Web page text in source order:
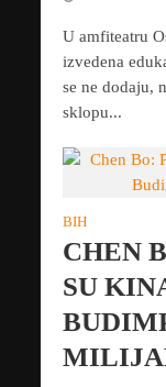
U amfiteatru
izvedena
se ne dodaju,
sklopu...
BIH
CHEN
SU